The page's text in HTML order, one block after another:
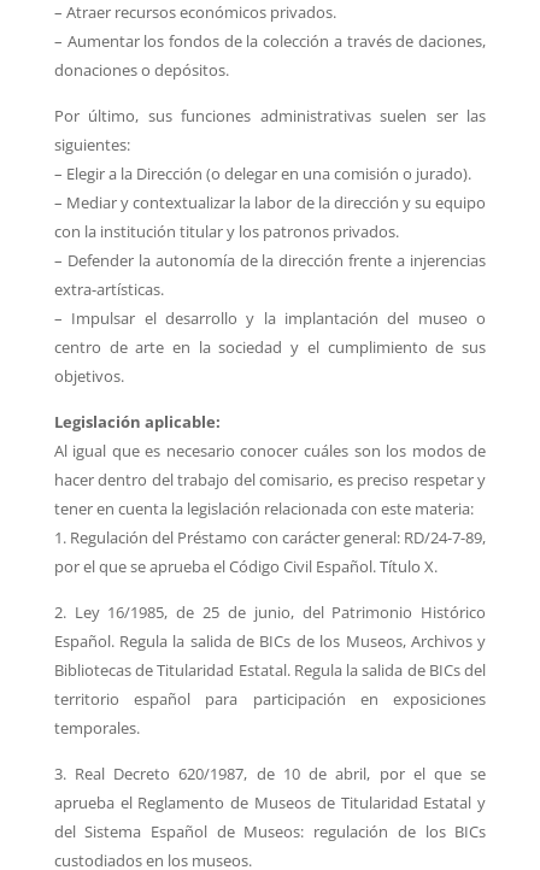
– Atraer recursos económicos privados.
– Aumentar los fondos de la colección a través de daciones,
donaciones o depósitos.
Por último, sus funciones administrativas suelen ser las
siguientes:
– Elegir a la Dirección (o delegar en una comisión o jurado).
– Mediar y contextualizar la labor de la dirección y su equipo
con la institución titular y los patronos privados.
– Defender la autonomía de la dirección frente a injerencias
extra-artísticas.
– Impulsar el desarrollo y la implantación del museo o
centro de arte en la sociedad y el cumplimiento de sus
objetivos.
Legislación aplicable:
Al igual que es necesario conocer cuáles son los modos de
hacer dentro del trabajo delcomisario, es preciso respetar y
tener en cuenta la legislación relacionada con este materia:
1. Regulación del Préstamo con carácter general: RD/24-7-89,
por el que se aprueba elCódigo Civil Español. Título X.
2. Ley 16/1985, de 25 de junio, del Patrimonio Histórico
Español. Regula la salida de BICs de los Museos, Archivos y
Bibliotecas de Titularidad Estatal. Regula la salida de BICs del
territorio español para participación en exposiciones
temporales.
3. Real Decreto 620/1987, de 10 de abril, por el que se
aprueba el Reglamento de Museos de Titularidad Estatal y
del Sistema Español de Museos: regulación de los BICs
custodiados en los museos.